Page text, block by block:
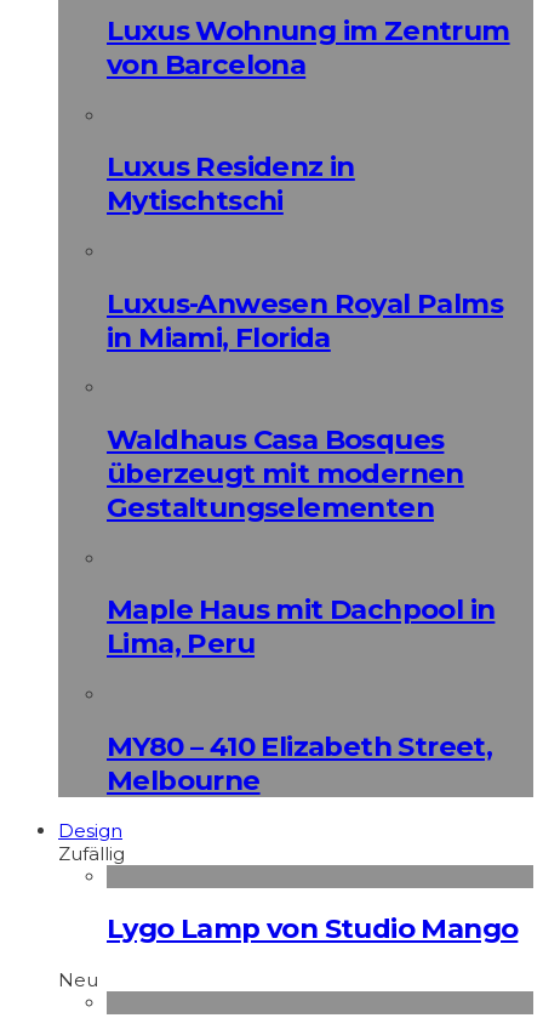
Luxus Wohnung im Zentrum
von Barcelona
Luxus Residenz in
Mytischtschi
Luxus-Anwesen Royal Palms
in Miami, Florida
Waldhaus Casa Bosques
überzeugt mit modernen
Gestaltungselementen
Maple Haus mit Dachpool in
Lima, Peru
MY80 – 410 Elizabeth Street,
Melbourne
Design
Zufällig
Lygo Lamp von Studio Mango
Neu